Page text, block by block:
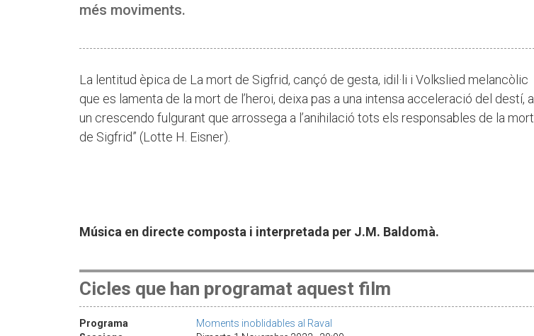
més moviments.
La lentitud èpica de La mort de Sigfrid, cançó de gesta, idil·li i Volkslied melancòlic
que es lamenta de la mort de l’heroi, deixa pas a una intensa acceleració del destí, a
un crescendo fulgurant que arrossega a l’anihilació tots els responsables de la mort
de Sigfrid” (Lotte H. Eisner).
Música en directe composta i interpretada per J.M. Baldomà.
Cicles que han programat aquest film
Programa
Moments inoblidables al Raval